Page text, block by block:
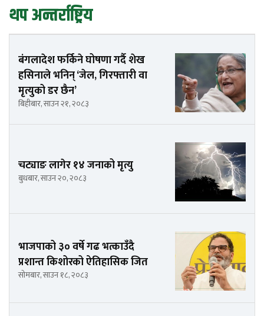
थप अन्तर्राष्ट्रिय
बंगलादेश फर्किने घोषणा गर्दै शेख
हसिनाले भनिन् ‘जेल, गिरफ्तारी वा
मृत्युको डर छैन’
बिहीबार, साउन २१, २०८३
चट्याङ लागेर १४ जनाको मृत्यु
बुधबार, साउन २०, २०८३
भाजपाको ३० वर्षे गढ भत्काउँदै
प्रशान्त किशोरको ऐतिहासिक जित
सोमबार, साउन १८, २०८३